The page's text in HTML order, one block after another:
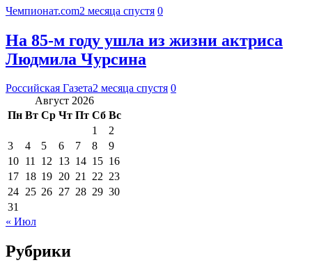
Чемпионат.com2 месяца спустя 0
На 85-м году ушла из жизни актриса
Людмила Чурсина
Российская Газета2 месяца спустя 0
Август 2026
Пн Вт Ср Чт Пт Сб Вс
1
2
3
4 5 6 7 8
9
10 11 12 13 14 15 16
17 18 19 20 21 22 23
24 25 26 27 28 29 30
31
« Июл
Рубрики